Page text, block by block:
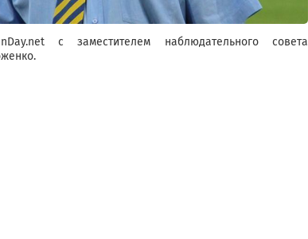
с заместителем наблюдательного совета